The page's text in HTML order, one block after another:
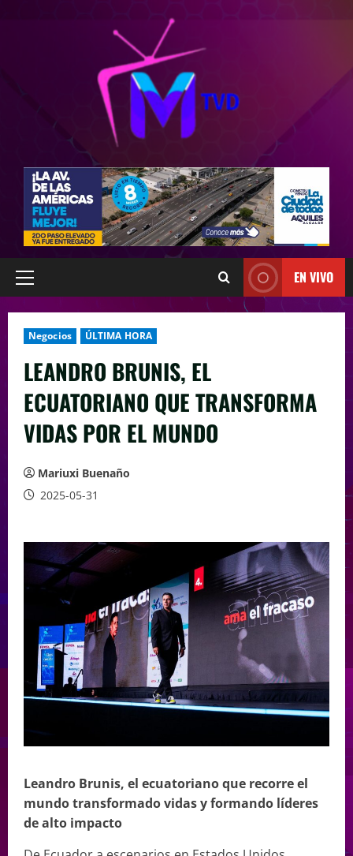
EN VIVO
Negocios ÚLTIMA HORA
LEANDRO BRUNIS, EL
ECUATORIANO QUE TRANSFORMA
VIDAS POR EL MUNDO
Mariuxi Buenaño
2025-05-31
Leandro Brunis, el ecuatoriano que recorre el
mundo transformado vidas y formando líderes
de alto impacto